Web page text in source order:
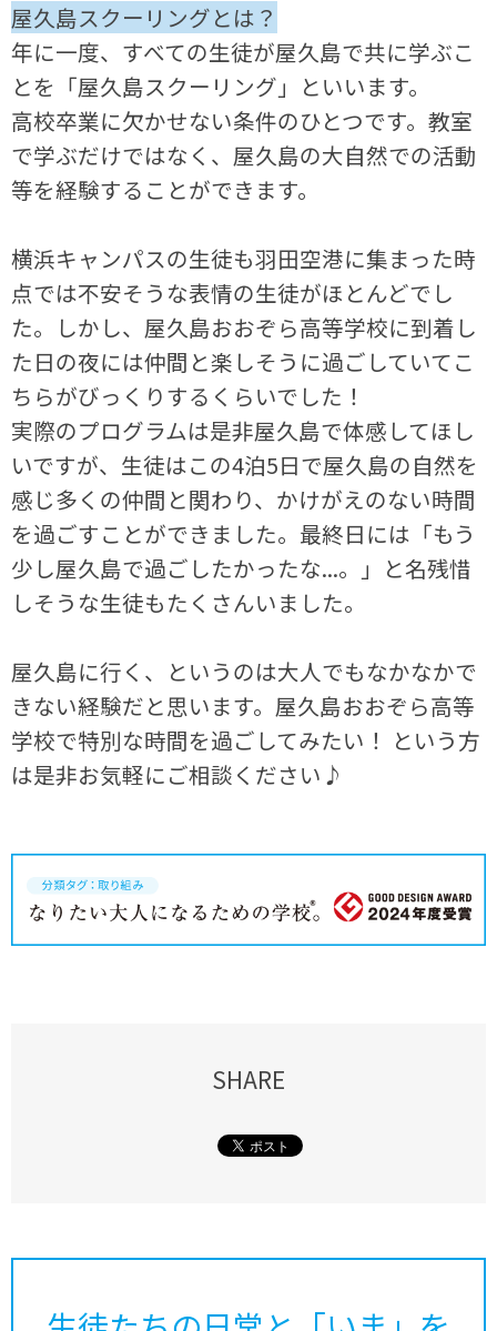
屋久島スクーリングとは？
年に一度、すべての生徒が屋久島で共に学ぶこ
とを「屋久島スクーリング」といいます。
高校卒業に欠かせない条件のひとつです。教室
で学ぶだけではなく、屋久島の大自然での活動
等を経験することができます。
横浜キャンパスの生徒も羽田空港に集まった時
点では不安そうな表情の生徒がほとんどでし
た。しかし、屋久島おおぞら高等学校に到着し
た日の夜には仲間と楽しそうに過ごしていてこ
ちらがびっくりするくらいでした！
実際のプログラムは是非屋久島で体感してほし
いですが、生徒はこの4泊5日で屋久島の自然を
感じ多くの仲間と関わり、かけがえのない時間
を過ごすことができました。最終日には「もう
少し屋久島で過ごしたかったな...。」と名残惜
しそうな生徒もたくさんいました。
屋久島に行く、というのは大人でもなかなかで
きない経験だと思います。屋久島おおぞら高等
学校で特別な時間を過ごしてみたい！ という方
は是非お気軽にご相談ください♪
SHARE